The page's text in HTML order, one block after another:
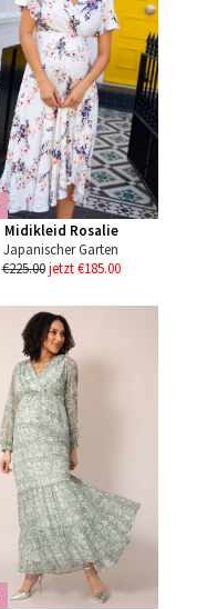
Midikleid Rosalie
Japanischer Garten
€225.00 jetzt €185.00